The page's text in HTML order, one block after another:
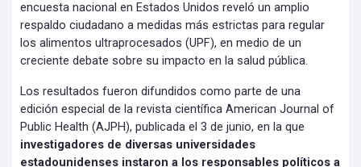
encuesta nacional en Estados Unidos reveló un amplio
respaldo ciudadano a medidas más estrictas para regular
los alimentos ultraprocesados (UPF), en medio de un
creciente debate sobre su impacto en la salud pública.
Los resultados fueron difundidos como parte de una
edición especial de la revista científica American Journal of
Public Health (AJPH), publicada el 3 de junio, en la que
investigadores de diversas universidades
estadounidenses instaron a los responsables políticos a